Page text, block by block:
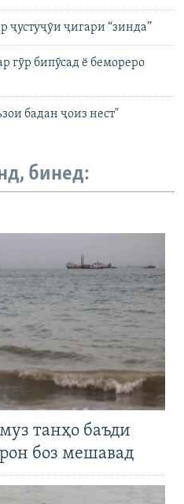
ҷустуҷӯи ҷигари “зинда”
гӯр бипӯсад ё бемореро
бадан ҷоиз нест"
бинед:
танҳо баъди
боз мешавад